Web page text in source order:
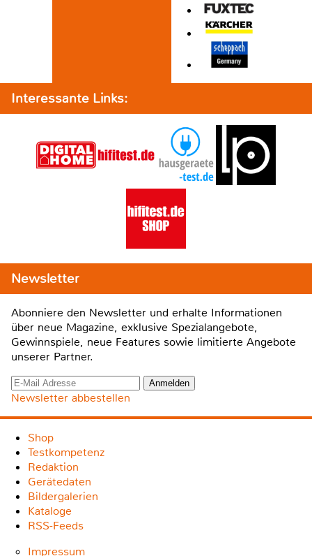
Interessante Links:
Newsletter
Abonniere den Newsletter und erhalte Informationen
über neue Magazine, exklusive Spezialangebote,
Gewinnspiele, neue Features sowie limitierte Angebote
unserer Partner.
Newsletter abbestellen
Shop
Testkompetenz
Redaktion
Gerätedaten
Bildergalerien
Kataloge
RSS-Feeds
Impressum